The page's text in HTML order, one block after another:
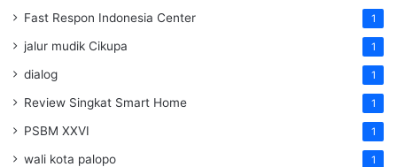
Fast Respon Indonesia Center 1
jalur mudik Cikupa 1
dialog 1
Review Singkat Smart Home 1
PSBM XXVI 1
wali kota palopo 1